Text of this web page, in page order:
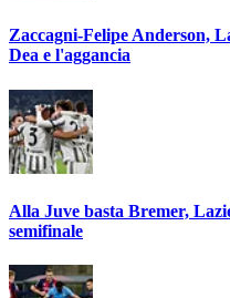
Zaccagni-Felipe Anderson,
Dea e l'aggancia
Alla Juve basta Bremer,
semifinale